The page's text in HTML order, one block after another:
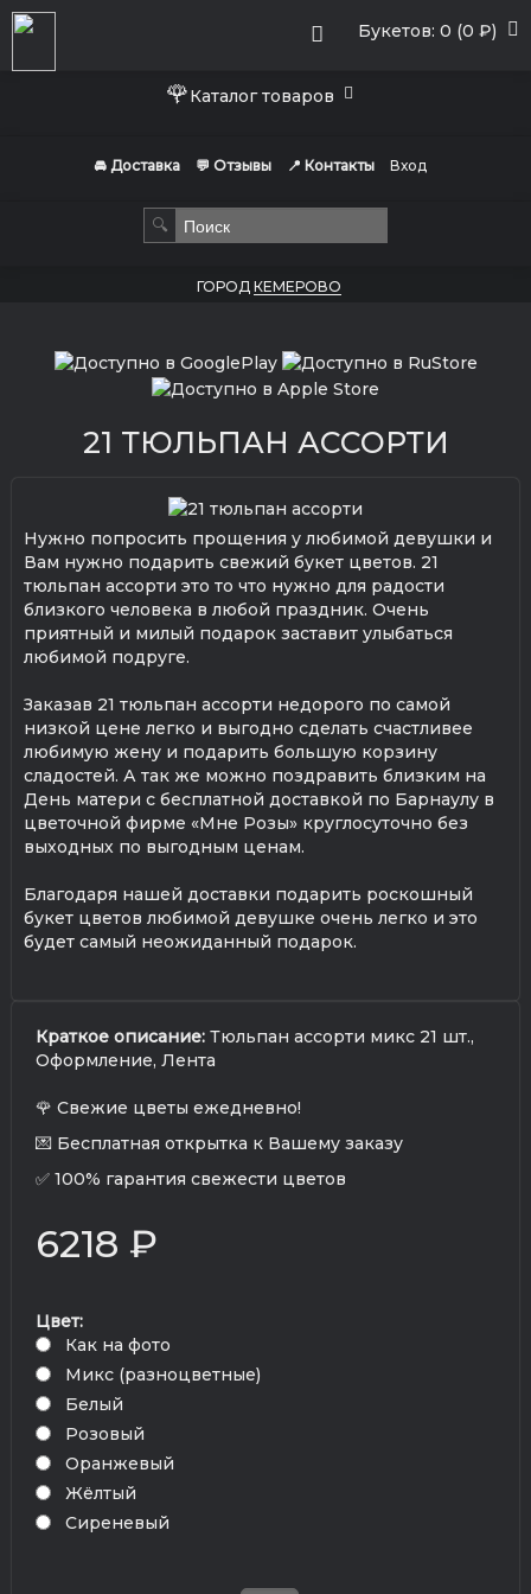
Букетов: 0 (0 ₽)
🌹Каталог товаров
🚘 Доставка 💬 Отзывы 📍 Контакты Вход
🔍
ГОРОД КЕМЕРОВО
21 ТЮЛЬПАН АССОРТИ
Нужно попросить прощения у любимой девушки и
Вам нужно подарить свежий букет цветов. 21
тюльпан ассорти это то что нужно для радости
близкого человека в любой праздник. Очень
приятный и милый подарок заставит улыбаться
любимой подруге.
Заказав 21 тюльпан ассорти недорого по самой
низкой цене легко и выгодно сделать счастливее
любимую жену и подарить большую корзину
сладостей. А так же можно поздравить близким на
День матери с бесплатной доставкой по Барнаулу в
цветочной фирме «Мне Розы» круглосуточно без
выходных по выгодным ценам.
Благодаря нашей доставки подарить роскошный
букет цветов любимой девушке очень легко и это
будет самый неожиданный подарок.
Краткое описание: Тюльпан ассорти микс 21 шт.,
Оформление, Лента
🌹 Свежие цветы ежедневно!
💌 Бесплатная открытка к Вашему заказу
✅ 100% гарантия свежести цветов
6218 ₽
Цвет:
Как на фото
Микс (разноцветные)
Белый
Розовый
Оранжевый
Жёлтый
Сиреневый